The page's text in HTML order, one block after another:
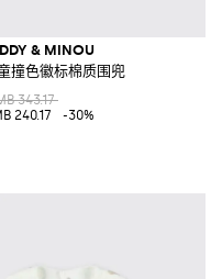
& MINOU
撞色徽标棉质围兜
343.17
240.17
-30%